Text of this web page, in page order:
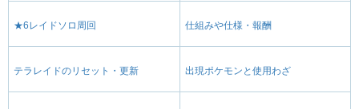
★6レイドソロ周回 仕組みや仕様・報酬
テラレイドのリセット・更新 出現ポケモンと使用わざ